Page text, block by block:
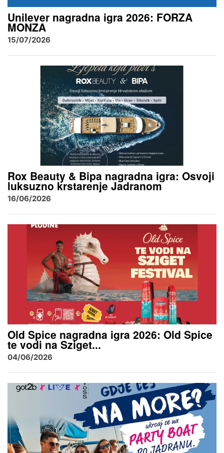
Unilever nagradna igra 2026: FORZA
MONZA
15/07/2026
Rox Beauty & Bipa nagradna igra: Osvoji
luksuzno krstarenje Jadranom
16/06/2026
Old Spice nagradna igra 2026: Old Spice
te vodi na Sziget...
04/06/2026